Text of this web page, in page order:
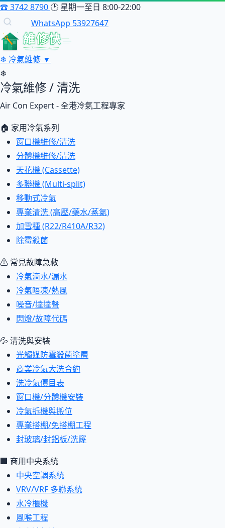
☎3742 8790 🕑 星期一至日 8:00-22:00
WhatsApp 53927647
維修快
❄ 冷氣維修 ▼
❄
冷氣維修 / 清洗
Air Con Expert - 全港冷氣工程專家
🏠 家用冷氣系列
窗口機維修/清洗
分體機維修/清洗
天花機 (Cassette)
多聯機 (Multi-split)
移動式冷氣
專業清洗 (高壓/藥水/蒸氣)
加雪種 (R22/R410A/R32)
除霉殺菌
⚠ 常見故障急救
冷氣滴水/漏水
冷氣唔凍/熱風
噪音/達達聲
閃燈/故障代碼
💦 清洗與安裝
光觸媒防霉殺菌塗層
商業冷氣大洗合約
洗冷氣價目表
窗口機/分體機安裝
冷氣拆機與搬位
專業搭棚/免搭棚工程
封玻璃/封鋁板/洗窿
🏢 商用中央系統
中央空調系統
VRV/VRF 多聯系統
水冷櫃機
風喉工程